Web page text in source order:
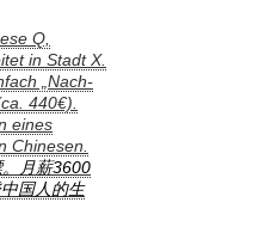
Q,
in Stadt X.
„Nach-
440€).
eines
Chinesen.
月薪3600
国人的生